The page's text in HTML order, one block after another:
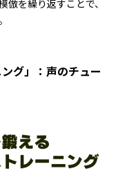
倣を繰り返すことで、
グ」：声のチュー